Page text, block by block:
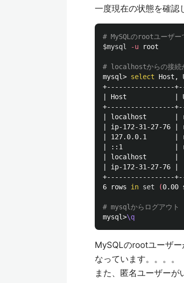
一度現在の状態を確認
# MySQLのrootユーザー
$mysql
-u root
# localhostからの接続
mysql> select Host,
+-----------------
| Host            |
+-----------------
| localhost
| ip-172-31-27-
| 127.0.0.1
| ::1             |
| localhost
| ip-172-31-27-
+-----------------
6 rows in set (0.00
# mysqlからログアウト
mysql>\q
MySQLのrootユーザ
なっています。。。。
また、匿名ユーザーが